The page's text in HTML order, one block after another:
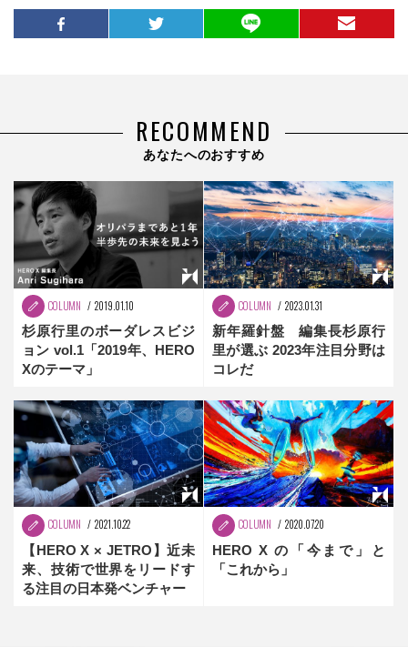
RECOMMEND
あなたへのおすすめ
COLUMN 2019.01.10
杉原行里のボーダレスビジ
ョン vol.1「2019年、HERO
Xのテーマ」
COLUMN 2023.01.31
新年羅針盤 編集長杉原行
里が選ぶ 2023年注目分野は
コレだ
COLUMN 2021.10.22
【HERO X × JETRO】近未
来、技術で世界をリードす
る注目の日本発ベンチャー
COLUMN 2020.07.20
HERO X の「今まで」と
「これから」